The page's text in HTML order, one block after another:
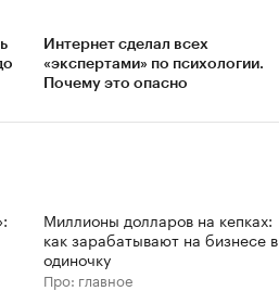
Интернет сделал всех
«экспертами» по психологии.
Почему это опасно
Миллионы долларов на кепках:
как зарабатывают на бизнесе в
одиночку
Про: главное